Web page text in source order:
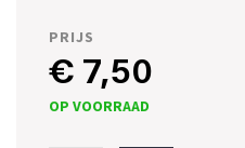
PRIJS
€ 7,50
OP VOORRAAD